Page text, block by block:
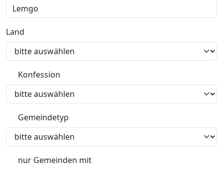
Land
Konfession
Gemeindetyp
nur Gemeinden mit